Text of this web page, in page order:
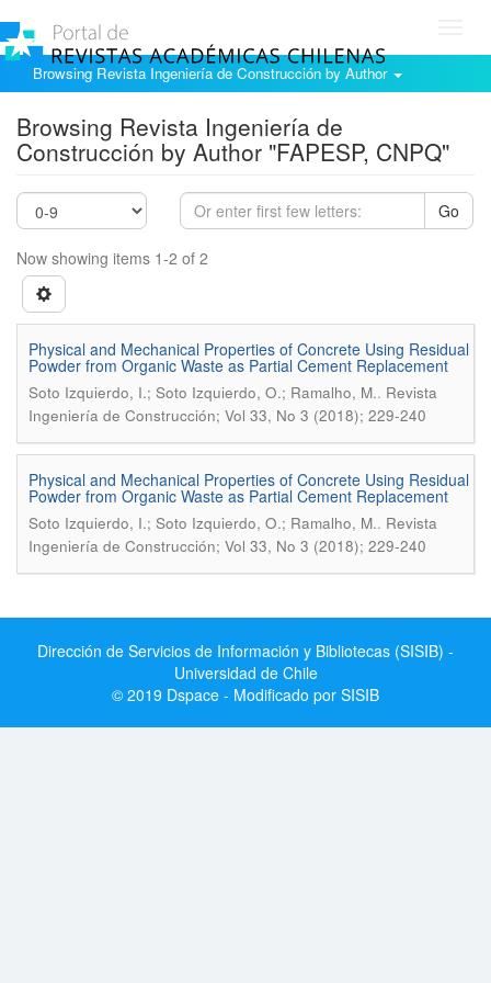
Browsing Revista Ingeniería de Construcción by Author
Browsing Revista Ingeniería de
Construcción by Author "FAPESP, CNPQ"
Go
Now showing items 1-2 of 2
Physical and Mechanical Properties of Concrete Using Residual
Powder from Organic Waste as Partial Cement Replacement
Soto Izquierdo, I.; Soto Izquierdo, O.; Ramalho, M.. Revista
Ingeniería de Construcción; Vol 33, No 3 (2018); 229-240
Physical and Mechanical Properties of Concrete Using Residual
Powder from Organic Waste as Partial Cement Replacement
Soto Izquierdo, I.; Soto Izquierdo, O.; Ramalho, M.. Revista
Ingeniería de Construcción; Vol 33, No 3 (2018); 229-240
Dirección de Servicios de Información y Bibliotecas (SISIB) -
Universidad de Chile
© 2019 Dspace - Modificado por SISIB